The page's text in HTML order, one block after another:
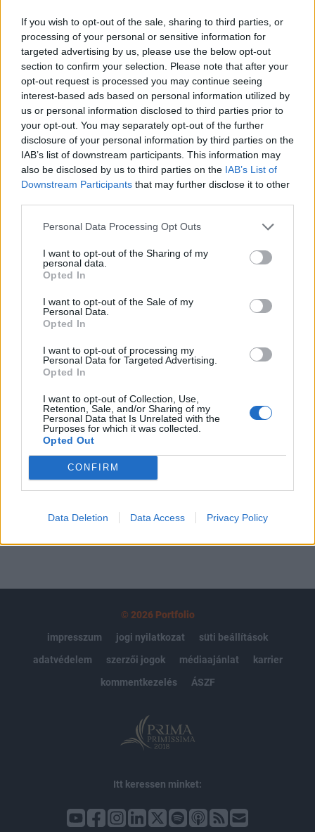
If you wish to opt-out of the sale, sharing to third parties, or
processing of your personal or sensitive information for
targeted advertising by us, please use the below opt-out
section to confirm your selection. Please note that after your
opt-out request is processed you may continue seeing
interest-based ads based on personal information utilized by
us or personal information disclosed to third parties prior to
your opt-out. You may separately opt-out of the further
disclosure of your personal information by third parties on the
IAB’s list of downstream participants. This information may
also be disclosed by us to third parties on the IAB’s List of
Downstream Participants that may further disclose it to other
Personal Data Processing Opt Outs
I want to opt-out of the Sharing of my
personal data.
Opted In
I want to opt-out of the Sale of my
Personal Data.
Opted In
I want to opt-out of processing my
Personal Data for Targeted Advertising.
Opted In
I want to opt-out of Collection, Use,
Retention, Sale, and/or Sharing of my
Personal Data that Is Unrelated with the
Purposes for which it was collected.
Opted Out
CONFIRM
Data Deletion Data Access Privacy Policy
megvágja a legszegényebbeknek nyújtott
szociális támogatásokat. A javaslat a következő
évtizedben 3100 milliárd dollárral növelné az
amerikai államadósságot, és milliókat hagyhat
biztosítás és élelmiszersegély nélkül, írja a CNN.
A republikánus törvényhozók átnyomták a képviselőházon
Donald Trump új gazdasági csomagját, amelyet az elnök
egy nagy, gyönyörű törvényként mutatott be. A csomag
célja: meghosszabbítani Trump 2017-es adócsökkentéseit,
jóvá kell hagynia, a most elfogadott...
KEDVES OLVASÓNK!
A keresett cikk a portfolio.hu hírarchívumához
tartozik, melynek olvasása előfizetéses
Az előfizetés a következőket tartalmazza:
Kötéslisták: BÉT elmúlt 2 év napon belüli
kötéslistái
Előfizetés
© 2026 Portfolio
impresszum
jogi nyilatkozat
süti beállítások
adatvédelem
szerzői jogok médiaajánlat
karrier
kommentkezelés
ÁSZF
Itt keressen minket: